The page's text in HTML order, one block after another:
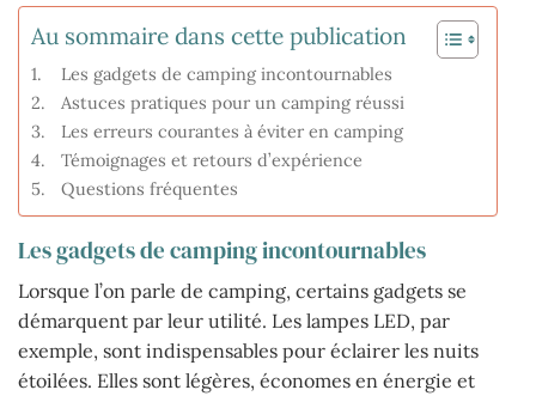
Au sommaire dans cette publication
Les gadgets de camping incontournables
Astuces pratiques pour un camping réussi
Les erreurs courantes à éviter en camping
Témoignages et retours d’expérience
Questions fréquentes
Les gadgets de camping incontournables
Lorsque l’on parle de camping, certains gadgets se
démarquent par leur utilité. Les lampes LED, par
exemple, sont indispensables pour éclairer les nuits
étoilées. Elles sont légères, économes en énergie et